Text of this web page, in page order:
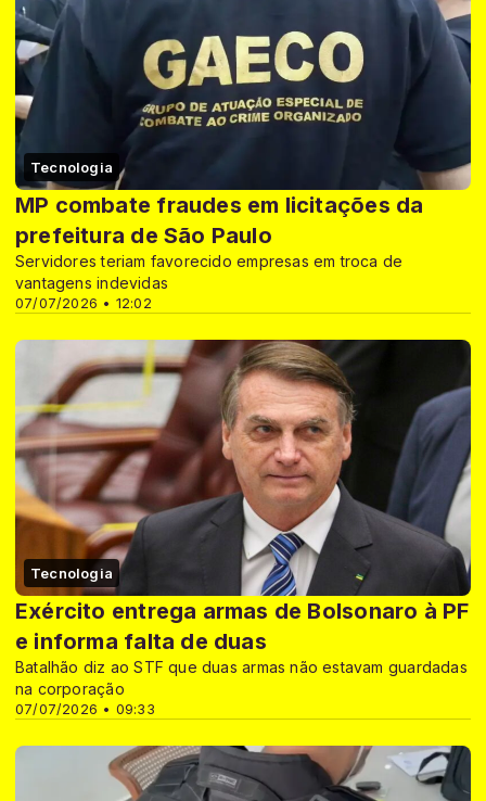
Tecnologia
07/07/2026 • 12:02
MP combate fraudes em licitações da
prefeitura de São Paulo
Servidores teriam favorecido empresas em troca de
vantagens indevidas
Tecnologia
07/07/2026 • 09:33
Exército entrega armas de Bolsonaro à PF
e informa falta de duas
Batalhão diz ao STF que duas armas não estavam guardadas
na corporação